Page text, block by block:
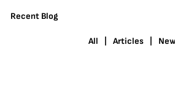
Recent Blog
All Articles